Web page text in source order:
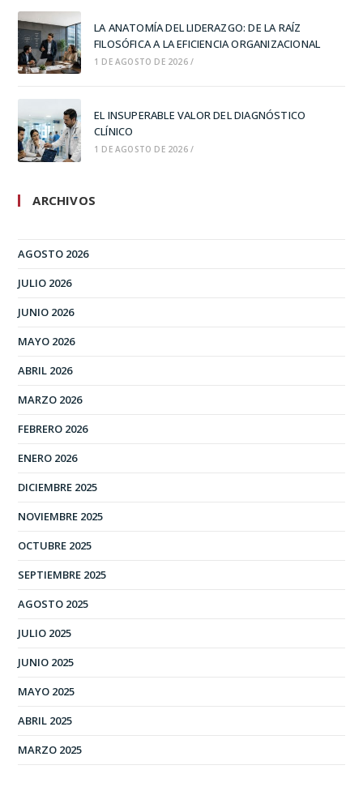
LA ANATOMÍA DEL LIDERAZGO: DE LA RAÍZ
FILOSÓFICA A LA EFICIENCIA ORGANIZACIONAL
1 DE AGOSTO DE 2026 /
EL INSUPERABLE VALOR DEL DIAGNÓSTICO
CLÍNICO
1 DE AGOSTO DE 2026 /
ARCHIVOS
AGOSTO 2026
JULIO 2026
JUNIO 2026
MAYO 2026
ABRIL 2026
MARZO 2026
FEBRERO 2026
ENERO 2026
DICIEMBRE 2025
NOVIEMBRE 2025
OCTUBRE 2025
SEPTIEMBRE 2025
AGOSTO 2025
JULIO 2025
JUNIO 2025
MAYO 2025
ABRIL 2025
MARZO 2025